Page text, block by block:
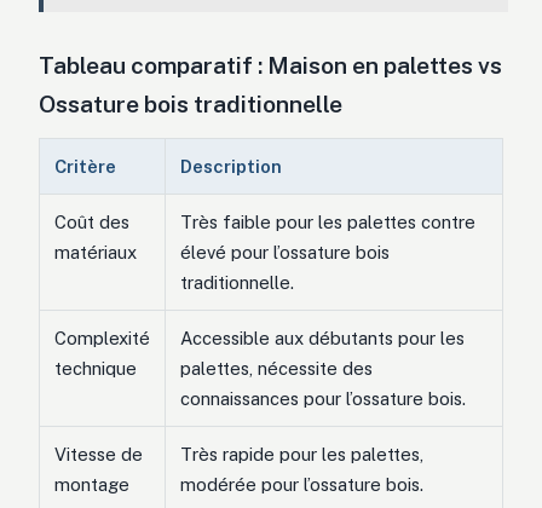
Tableau comparatif : Maison en palettes vs
Ossature bois traditionnelle
Critère Description
Coût des
matériaux
Très faible pour les palettes contre
élevé pour l’ossature bois
traditionnelle.
Complexité
technique
Accessible aux débutants pour les
palettes, nécessite des
connaissances pour l’ossature bois.
Vitesse de
montage
Très rapide pour les palettes,
modérée pour l’ossature bois.